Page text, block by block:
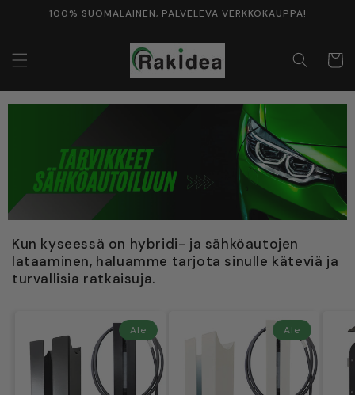
100% SUOMALAINEN, PALVELEVA VERKKOKAUPPA!
Kun kyseessä on hybridi- ja sähköautojen
lataaminen, haluamme tarjota sinulle käteviä ja
turvallisia ratkaisuja.
Ale Ale